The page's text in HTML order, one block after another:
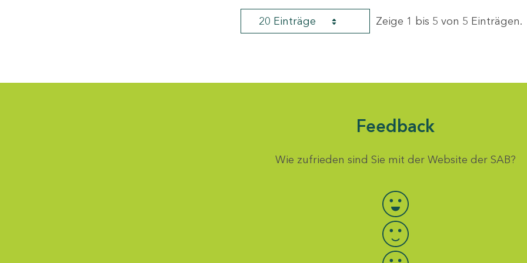
20 Einträge Zeige 1 bis 5 von 5 Einträgen.
Feedback
Wie zufrieden sind Sie mit der Website der SAB?
Bewertung auswählen